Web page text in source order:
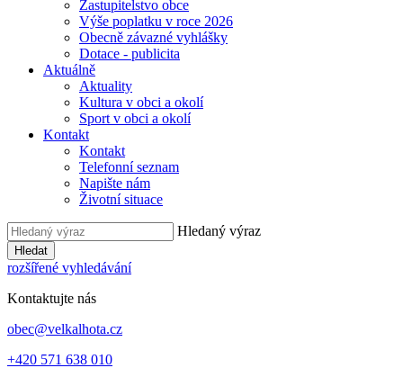
Zastupitelstvo obce
Výše poplatku v roce 2026
Obecně závazné vyhlášky
Dotace - publicita
Aktuálně
Aktuality
Kultura v obci a okolí
Sport v obci a okolí
Kontakt
Kontakt
Telefonní seznam
Napište nám
Životní situace
Hledaný výraz
Hledat
rozšířené vyhledávání
Kontaktujte nás
obec@velkalhota.cz
+420 571 638 010